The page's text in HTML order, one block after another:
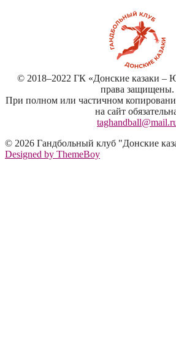
© 2018–2022 ГК «Донские казаки –
права защищены.
При полном или частичном
на сайт
© 2026 Гандбольный клуб "Донские
Designed by ThemeBoy